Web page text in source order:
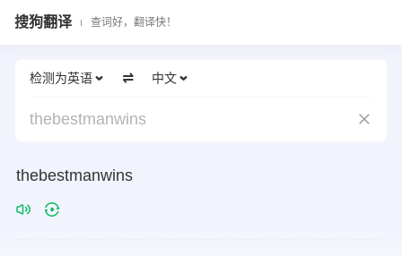
搜狗翻译 查词好，翻译快！
检测为英语 中文
thebestmanwins
thebestmanwins